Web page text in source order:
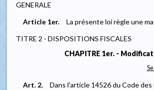
GENERALE
Article 1er.
La présente loi règle une
TITRE 2 - DISPOSITIONS FISCALES
CHAPITRE 1er. -
Art. 2. Dans l'article 14526 du Code